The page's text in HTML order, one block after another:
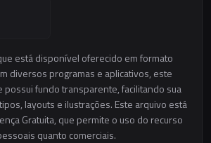
está disponível oferecido em formato
diversos programas e aplicativos, este
possui fundo transparente, facilitando sua
layouts e ilustrações. Este arquivo está
Gratuita, que permite o uso do recurso
quanto comerciais.